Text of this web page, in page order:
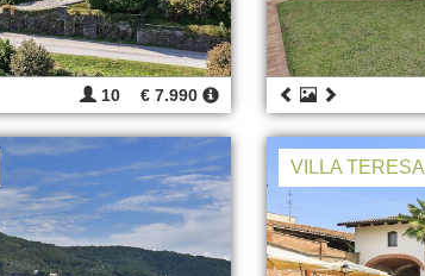
10 € 7.990
VILLA TERESA